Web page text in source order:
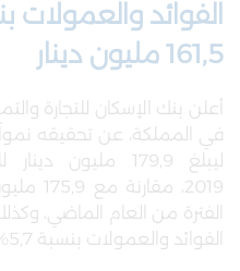
161,5 مليون دينار
أعلن بنك الإسكان للتجارة
ليبلغ 179,9
2019،
الفترة من العام الماضي،
الفوائد والعمولات بنسبة 5,7% لتصل الى 161,5 مليون دينار